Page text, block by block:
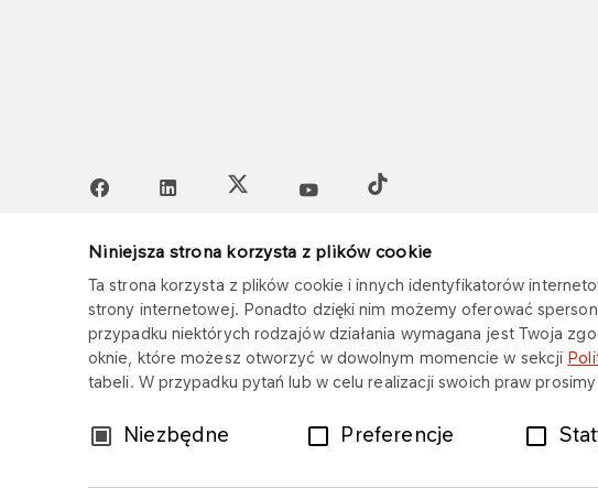
Niniejsza strona korzysta z plików cookie
Ta strona korzysta z plików cookie i innych identyfikatorów
strony internetowej. Ponadto dzięki nim możemy oferować
przypadku niektórych rodzajów działania wymagana jest Twoja
oknie, które możesz otworzyć w dowolnym momencie w sekcji
tabeli. W przypadku pytań lub w celu realizacji swoich praw
WybórNiezbędne Preferencje
Mapa serwisu Polityka prywatności